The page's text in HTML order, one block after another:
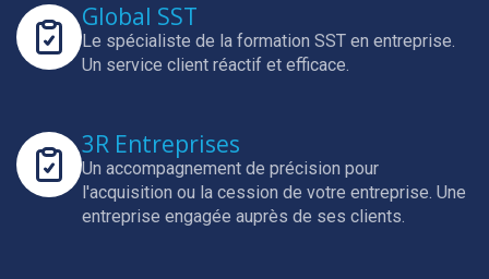
Global SST
Le spécialiste de la formation SST en entreprise.
Un service client réactif et efficace.
3R Entreprises
Un accompagnement de précision pour
l'acquisition ou la cession de votre entreprise. Une
entreprise engagée auprès de ses clients.